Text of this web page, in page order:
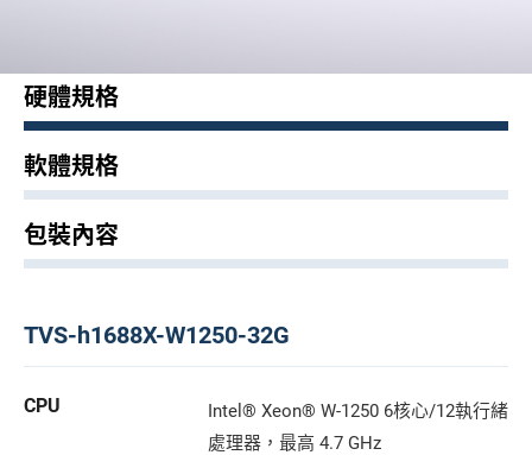
硬體規格
軟體規格
包裝內容
TVS-h1688X-W1250-32G
CPU
Intel® Xeon® W-1250 6核心/12執行緒
處理器，最高 4.7 GHz